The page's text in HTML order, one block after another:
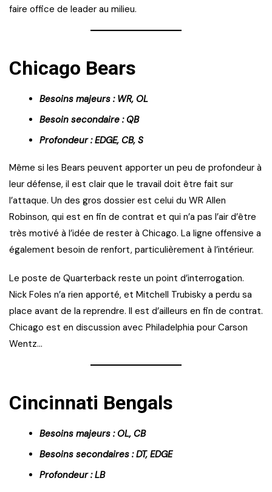
faire office de leader au milieu.
Chicago Bears
Besoins majeurs : WR, OL
Besoin secondaire : QB
Profondeur : EDGE, CB, S
Même si les Bears peuvent apporter un peu de profondeur à
leur défense, il est clair que le travail doit être fait sur
l’attaque. Un des gros dossier est celui du WR Allen
Robinson, qui est en fin de contrat et qui n’a pas l’air d’être
très motivé à l’idée de rester à Chicago. La ligne offensive a
également besoin de renfort, particulièrement à l’intérieur.
Le poste de Quarterback reste un point d’interrogation.
Nick Foles n’a rien apporté, et Mitchell Trubisky a perdu sa
place avant de la reprendre. Il est d’ailleurs en fin de contrat.
Chicago est en discussion avec Philadelphia pour Carson
Wentz…
Cincinnati Bengals
Besoins majeurs : OL, CB
Besoins secondaires : DT, EDGE
Profondeur : LB